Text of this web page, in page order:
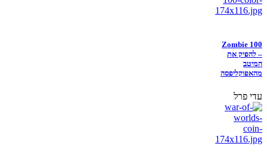
Zombie 100
– להפיק את
המיטב
מהאפוקליפסה
עדי פרל